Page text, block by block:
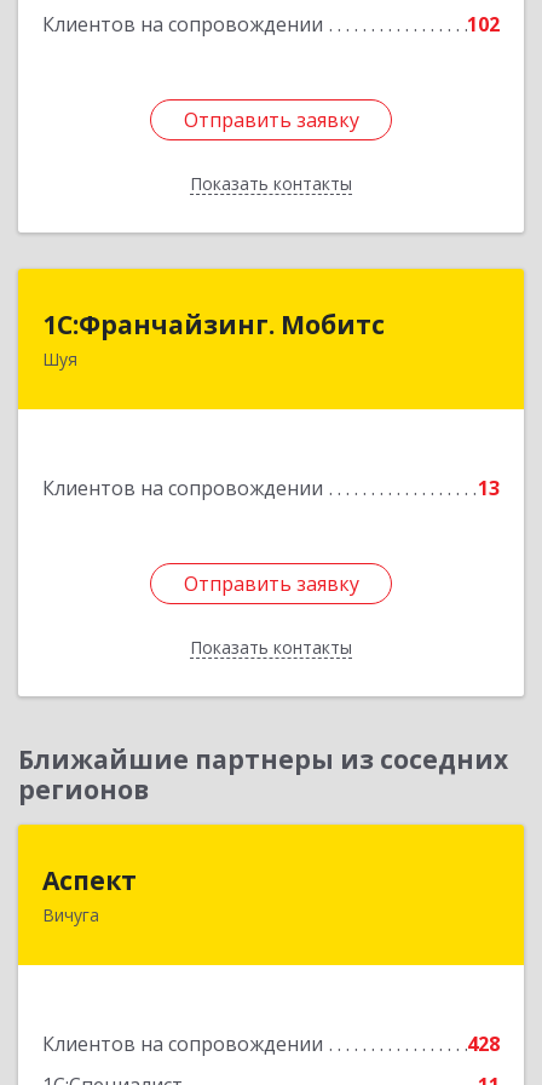
Клиентов на сопровождении 102
Отправить заявку
Показать контакты
Отправить заявку
Назад
1С:Франчайзинг. Мобитс
Шуя
Клиентов на сопровождении 13
Отправить заявку
Показать контакты
1С:Франчайзинг. Мобитс
Отправить заявку
Назад
Ближайшие партнеры из соседних
регионов
Аспект
Вичуга
Клиентов на сопровождении
428
155331, Ивановская обл, Вичугский р-н, Вичуга